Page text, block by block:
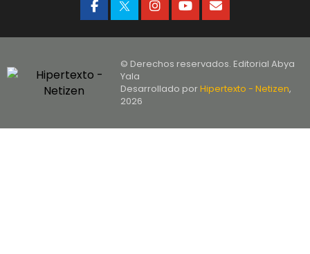
© Derechos reservados. Editorial Abya
Yala
Desarrollado porHipertexto - Netizen,
2026